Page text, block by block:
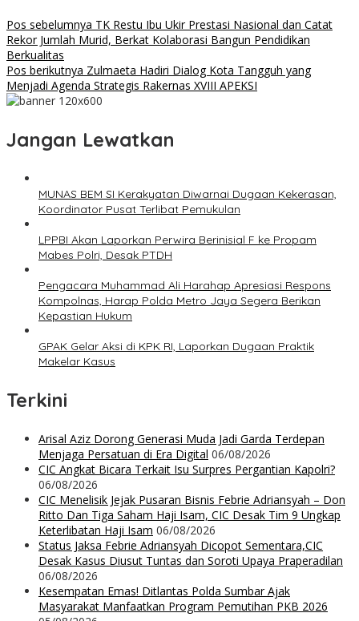
Pos sebelumnya TK Restu Ibu Ukir Prestasi Nasional dan Catat
Rekor Jumlah Murid, Berkat Kolaborasi Bangun Pendidikan
Berkualitas
Pos berikutnya Zulmaeta Hadiri Dialog Kota Tangguh yang
Menjadi Agenda Strategis Rakernas XVIII APEKSI
Jangan Lewatkan
MUNAS BEM SI Kerakyatan Diwarnai Dugaan Kekerasan,
Koordinator Pusat Terlibat Pemukulan
LPPBI Akan Laporkan Perwira Berinisial F ke Propam
Mabes Polri, Desak PTDH
Pengacara Muhammad Ali Harahap Apresiasi Respons
Kompolnas, Harap Polda Metro Jaya Segera Berikan
Kepastian Hukum
GPAK Gelar Aksi di KPK RI, Laporkan Dugaan Praktik
Makelar Kasus
Terkini
Arisal Aziz Dorong Generasi Muda Jadi Garda Terdepan
Menjaga Persatuan di Era Digital 06/08/2026
CIC Angkat Bicara Terkait Isu Surpres Pergantian Kapolri?
06/08/2026
CIC Menelisik Jejak Pusaran Bisnis Febrie Adriansyah – Don
Ritto Dan Tiga Saham Haji Isam, CIC Desak Tim 9 Ungkap
Keterlibatan Haji Isam 06/08/2026
Status Jaksa Febrie Adriansyah Dicopot Sementara,CIC
Desak Kasus Diusut Tuntas dan Soroti Upaya Praperadilan
06/08/2026
Kesempatan Emas! Ditlantas Polda Sumbar Ajak
Masyarakat Manfaatkan Program Pemutihan PKB 2026